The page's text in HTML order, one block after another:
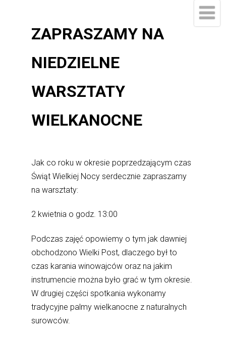
ZAPRASZAMY NA
NIEDZIELNE
WARSZTATY
WIELKANOCNE
Jak co roku w okresie poprzedzającym czas
Świąt Wielkiej Nocy serdecznie zapraszamy
na warsztaty:
2 kwietnia o godz. 13:00
Podczas zajęć opowiemy o tym jak dawniej
obchodzono Wielki Post, dlaczego był to
czas karania winowajców oraz na jakim
instrumencie można było grać w tym okresie.
W drugiej części spotkania wykonamy
tradycyjne palmy wielkanocne z naturalnych
surowców.